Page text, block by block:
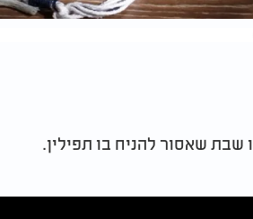
שבת שאסור להניח בו תפילין.